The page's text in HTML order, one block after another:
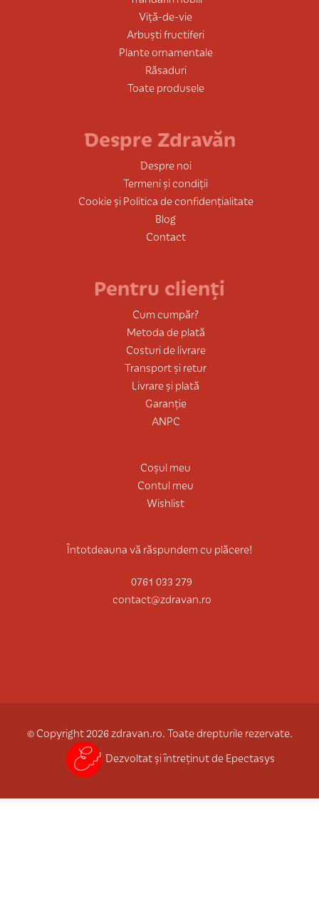
Viță-de-vie
Arbuști fructiferi
Plante ornamentale
Răsaduri
Toate produsele
Despre Zdravăn
Despre noi
Termeni și condiții
Cookie și Politica de confidențialitate
Blog
Contact
Pentru clienți
Cum cumpăr?
Metoda de plată
Costuri de livrare
Transport și retur
Livrare și plată
Garanție
ANPC
Coșul meu
Contul meu
Wishlist
Întotdeauna vă răspundem cu plăcere!
0761 033 279
contact@zdravan.ro
© Copyright 2026 zdravan.ro. Toate drepturile rezervate.
Dezvoltat și întreținut de Epectasys